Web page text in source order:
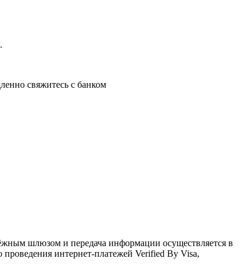
свяжитесь с банком
шлюзом и передача информации осуществляется в
интернет-платежей Verified By Visa,